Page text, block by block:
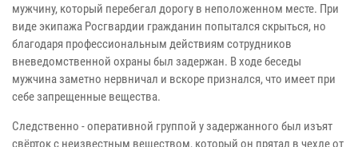
мужчину, который перебегал дорогу в неположенном месте. При
виде экипажа Росгвардии гражданин попытался скрыться, но
благодаря профессиональным действиям сотрудников
вневедомственной охраны был задержан. В ходе беседы
мужчина заметно нервничал и вскоре признался, что имеет при
себе запрещенные вещества.
Cледственно - оперативной группой у задержанного был изъят
свёрток с неизвестным веществом, который он прятал в чехле от